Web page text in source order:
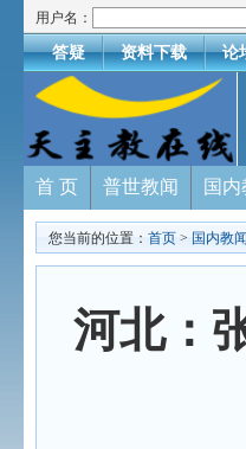
用户名：
答疑 资料下载 论
首 页 普世教闻 国内
您当前的位置： 首页 > 国内教闻
河北：